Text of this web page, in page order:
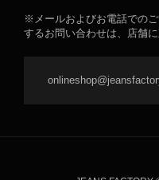
※メールおよびお電話での
するお問い合わせは、店舗